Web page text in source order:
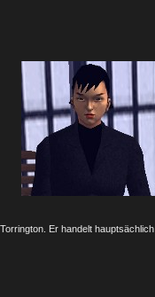
Er handelt hauptsächlich